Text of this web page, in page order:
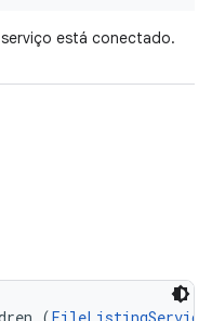
está conectado.